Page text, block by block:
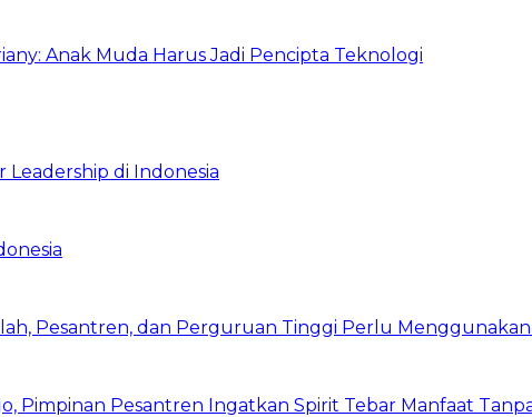
Anak Muda Harus Jadi Pencipta Teknologi
di Indonesia
Pesantren, dan Perguruan Tinggi Perlu Menggunakan
Pimpinan Pesantren Ingatkan Spirit Tebar Manfaat